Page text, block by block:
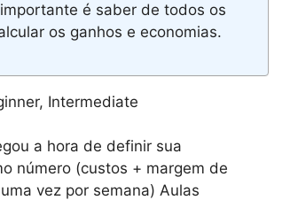
é saber de todos os
os ganhos e economias.
a hora de definir sua
número (custos + margem de
vez por semana) Aulas